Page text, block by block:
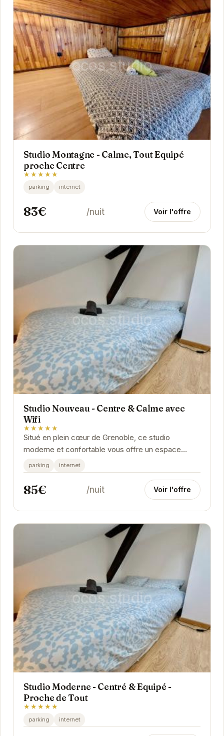
Studio Montagne - Calme, Tout Equipé
proche Centre
★★★★★
parking internet
83€ /nuit Voir l'offre
Studio Nouveau - Centre & Calme avec
Wifi
★★★★★
Situé en plein cœur de Grenoble, ce studio
moderne et confortable vous offre un espace
calme et connecté. À proximité des transports en
commun...
parking internet
85€ /nuit Voir l'offre
Studio Moderne - Centré & Equipé -
Proche de Tout
★★★★★
parking internet